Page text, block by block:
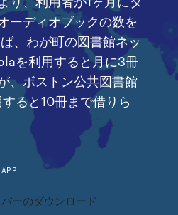
ーディオブックの数を
、わが町の図書館ネッ
を利用すると月に3冊
、ボストン公共図書館
ると10冊まで借りら
ーのダウンロード